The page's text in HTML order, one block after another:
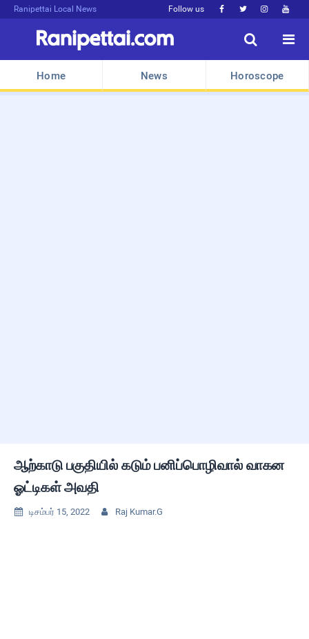
Ranipettai Local News Follow us    


Home News Horoscope
ஆற்காடு பகுதியில் கடும் பனிப்பொழிவால் வாகன
ஓட்டிகள் அவதி
 டிசம்பர் 15, 2022  Raj Kumar.G